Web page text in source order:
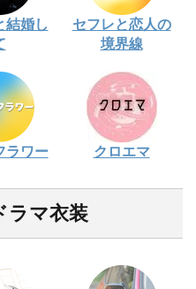
結婚し
セフレと恋人の
境界線
ラワー クロエマ
ラマ衣装